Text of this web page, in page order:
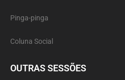
Pinga-pinga
Coluna Social
OUTRAS SESSÕES